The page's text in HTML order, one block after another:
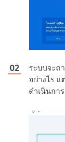
ระบบจะ
อย่างไร
ดำเนินกา